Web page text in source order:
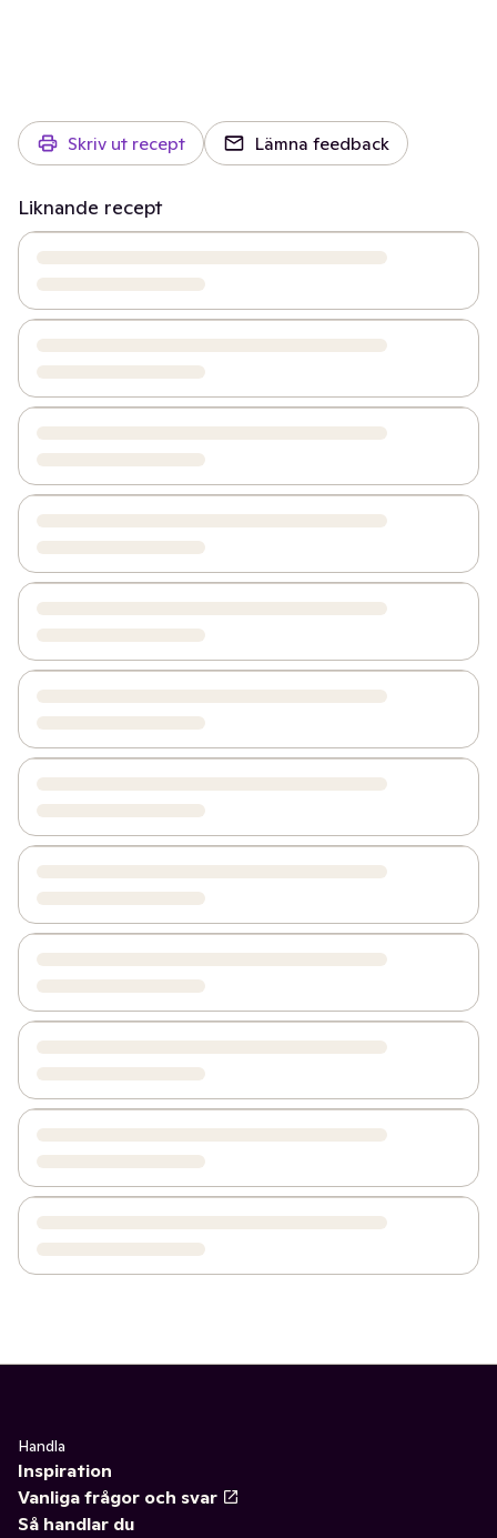
Skriv ut recept Lämna feedback
Liknande recept
Handla
Inspiration
Vanliga frågor och svar
Så handlar du